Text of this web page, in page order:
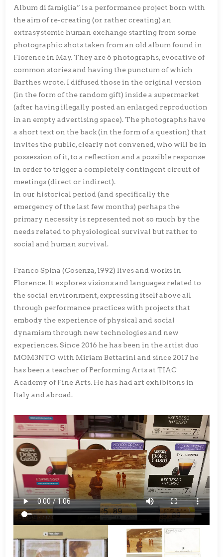
Album di famiglia” is a performance project born with
the aim of re-creating (or rather creating) an
extrasystemic human exchange starting from some
photographic shots taken from an old album found in
Florence in May. They are 6 photographs, evocative of
common stories and having the punctum of which
Barthes wrote. I diffused those in the original version
(in the form of the random gift) inside a supermarket
(after having illegally posted an enlarged reproduction
in an empty advertising space). The photographs have
a short text on the back (in the form of a question) that
invites the public, clearly not convened, who will be in
possession of it, to a reflection and a possible response
in order to trigger a completely contingent circuit of
meetings (direct or indirect).
In our historical period (and specifically the
emergency of the last few months) perhaps the
primary necessity is represented not so much by the
needs related to physiological survival but rather to
social and human survival.
Franco Spina (Cosenza, 1992) lives and works in
Florence. It explores visions and languages related to
the social environment, expressing itself above all
through performance practices with projects that
embody the experience of physical and social
dynamism through new technologies and new
experiences. Since 2016 he has been in the artist duo
MOM3NTO with Miriam Bettarini and since 2017 he
has been a teacher of Performing Arts at TIAC
Academy of Fine Arts. He has had art exhibitons in
Italy and abroad.